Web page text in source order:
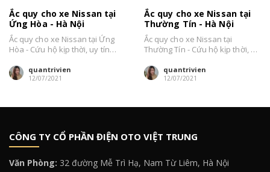
Ắc quy cho xe Nissan tại
Ứng Hòa - Hà Nội
Ắc quy cho xe Nissan tại Ứng
Hòa - Cứu hộ kịp thời, uy tín
quantrivien
12/07/2021
Ắc quy cho xe Nissan tại
Thường Tín - Hà Nội
Ắc quy cho xe Nissan tại
Thường Tín - Cứu hộ kịp thời, uy
quantrivien
12/07/2021
CÔNG TY CỔ PHẦN ĐIỆN OTO VIỆT TRUNG
Văn Phòng: 32 đường Mễ Trì Hạ, Nam Từ Liêm, Hà Nội